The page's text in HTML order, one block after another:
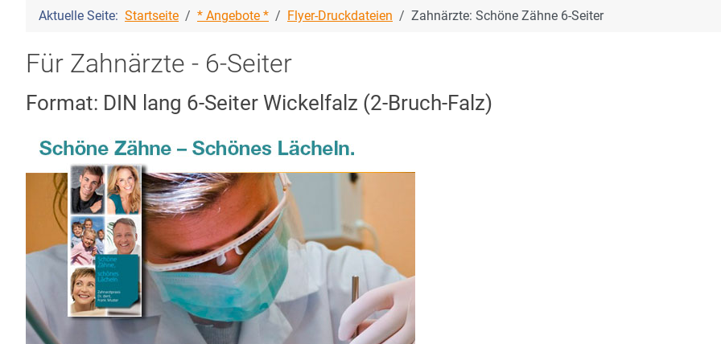
Aktuelle Seite: Startseite * Angebote * Flyer-Druckdateien Zahnärzte: Schöne Zähne 6-Seiter
Für Zahnärzte - 6-Seiter
Format: DIN lang 6-Seiter Wickelfalz (2-Bruch-Falz)